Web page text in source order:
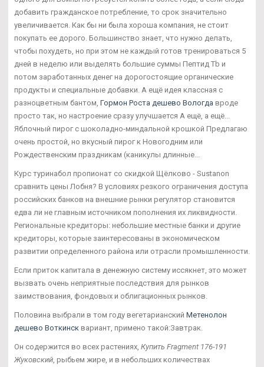
добавить гражданское потребление, то срок значительно
увеличивается. Как бы ни была хороша компания, не стоит
покупать ее дорого. Большинство знает, что нужно делать,
чтобы похудеть, но при этом не каждый готов тренироваться 5
дней в неделю или выделять большие суммы Пептид Tb и
потом заработанных денег на дорогостоящие органические
продукты и специальные добавки. А ещё идея классная с
разноцветным бантом, Гормон Роста дешево Вологда вроде
просто так, но настроение сразу улучшается А ещё, а ещё...
Яблочный пирог с шоколадно-миндальной крошкой Предлагаю
очень простой, но вкусный пирог к Новогодним или
Рождественским праздникам (каникулы длинные...
Курс туринабол пропионат со скидкой Щёлково - Sustanon
сравнить цены Лобня? В условиях резкого ограничения доступа
российских банков на внешние рынки регулятор становится
едва ли не главным источником пополнения их ликвидности.
Региональные кредиторы: небольшие местные банки и другие
кредиторы, которые заинтересованы в экономическом
развитии определенного района или отрасли промышленности.
Если приток капитала в денежную систему иссякнет, это может
вызвать очень неприятные последствия для рынков
заимствования, фондовых и облигационных рынков.
Половина выбрали в том году вегетарианский Метенолон
дешево Воткинск вариант, примено такой:Завтрак.
Он содержится во всех растениях, Купить Fragment 176-191
Жуковский , рыбьем жире, и в небольших количествах